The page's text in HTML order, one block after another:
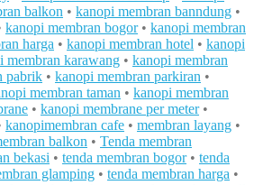
balkon • kanopi membran banndung •
kanopi membran bogor• kanopi membran
harga • kanopi membran hotel • kanopi
membran karawang • kanopi membran
pabrik • kanopi membran parkiran •
membran taman • kanopi membran
• kanopi membrane per meter•
kanopimembran cafe • membran layang •
balkon • Tenda membran
bekasi • tenda membran bogor• tenda
glamping • tenda membran harga •